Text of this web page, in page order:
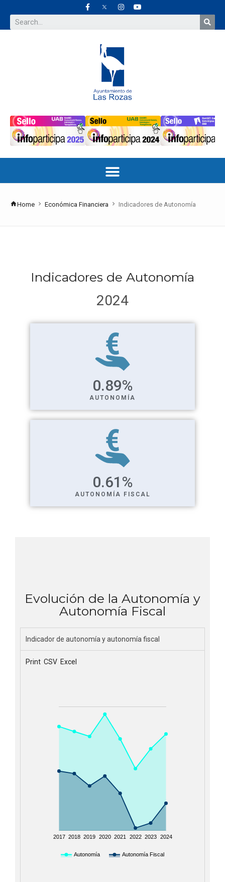
Home Económica Financiera Indicadores de Autonomía
Indicadores de Autonomía
2024
0.89%
AUTONOMÍA
0.61 %
AUTONOMÍA FISCAL
Evolución de la Autonomía y
Autonomía Fiscal
Indicador de autonomía y autonomía fiscal
Print CSV Excel
Autonomía Autonomía Fiscal
2017 2018 2019 2020 2021 2022 2023 2024